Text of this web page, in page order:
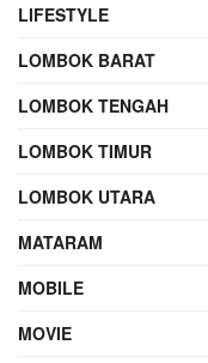
LIFESTYLE
LOMBOK BARAT
LOMBOK TENGAH
LOMBOK TIMUR
LOMBOK UTARA
MATARAM
MOBILE
MOVIE